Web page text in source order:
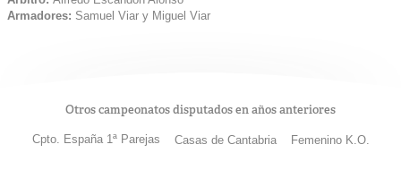
Armadores: Samuel Viar y Miguel Viar
Otros campeonatos disputados en años anteriores
Cpto. España 1ª Parejas Casas de Cantabria Femenino K.O.